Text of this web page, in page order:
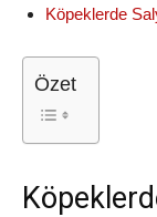
Köpeklerde
Özet